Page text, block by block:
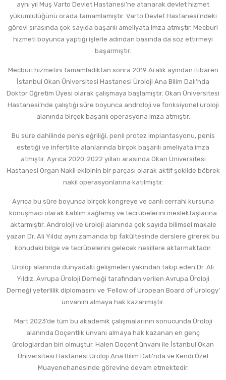
aynı yıl Muş Varto Devlet Hastanesi’ne atanarak devlet hizmet
yükümlülüğünü orada tamamlamıştır. Varto Devlet Hastanesi’ndeki
görevi sırasında çok sayıda başarılı ameliyata imza atmıştır. Mecburi
hizmeti boyunca yaptığı işlerle adından basında da söz ettirmeyi
başarmıştır.
Mecburi hizmetini tamamladıktan sonra 2019 Aralık ayından itibaren
İstanbul Okan Üniversitesi Hastanesi Üroloji Ana Bilim Dalı’nda
Doktor Öğretim Üyesi olarak çalışmaya başlamıştır. Okan Üniversitesi
Hastanesi’nde çalıştığı süre boyunca androloji ve fonksiyonel üroloji
alanında birçok başarılı operasyona imza atmıştır.
Bu süre dahilinde penis eğriliği, penil protez implantasyonu, penis
estetiği ve infertilite alanlarında birçok başarılı ameliyata imza
atmıştır. Ayrıca 2020-2022 yılları arasında Okan Üniversitesi
Hastanesi Organ Nakil ekibinin bir parçası olarak aktif şekilde böbrek
nakil operasyonlarına katılmıştır.
Ayrıca bu süre boyunca birçok kongreye ve canlı cerrahi kursuna
konuşmacı olarak katılım sağlamış ve tecrübelerini meslektaşlarına
aktarmıştır. Androloji ve üroloji alanında çok sayıda bilimsel makale
yazan Dr. Ali Yıldız aynı zamanda tıp fakültesinde derslere girerek bu
konudaki bilge ve tecrübelerini gelecek nesillere aktarmaktadır.
Üroloji alanında dünyadaki gelişmeleri yakından takip eden Dr. Ali
Yıldız, Avrupa Üroloji Derneği tarafından verilen Avrupa Üroloji
Derneği yeterlilik diplomasını ve ‘Fellow of Uropean Board of Urology’
ünvanını almaya hak kazanmıştır.
Mart 2023’de tüm bu akademik çalışmalarının sonucunda Üroloji
alanında Doçentlik ünvanı almaya hak kazanan en genç
ürologlardan biri olmuştur. Halen Doçent ünvanı ile İstanbul Okan
Üniversitesi Hastanesi Üroloji Ana Bilim Dalı’nda ve Kendi Özel
Muayenehanesinde görevine devam etmektedir.